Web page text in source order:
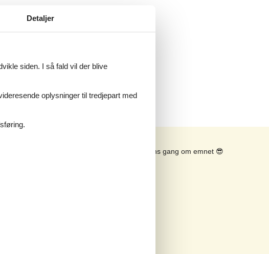
Se solens gang om emnet 😎
Detaljer
siden. I så fald vil der blive
oplysninger til tredjepart med